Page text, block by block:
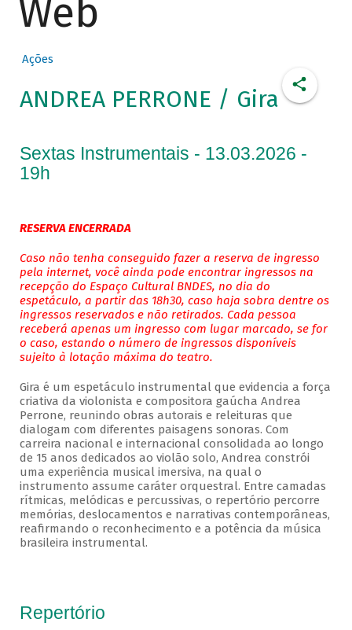
Web
Ações
ANDREA PERRONE / Gira
Sextas Instrumentais - 13.03.2026 -
19h
RESERVA ENCERRADA
Caso não tenha conseguido fazer a reserva de ingresso
pela internet, você ainda pode encontrar ingressos na
recepção do Espaço Cultural BNDES, no dia do
espetáculo, a partir das 18h30, caso haja sobra dentre os
ingressos reservados e não retirados. Cada pessoa
receberá apenas um ingresso com lugar marcado, se for
o caso, estando o número de ingressos disponíveis
sujeito à lotação máxima do teatro.
Gira é um espetáculo instrumental que evidencia a força
criativa da violonista e compositora gaúcha Andrea
Perrone, reunindo obras autorais e releituras que
dialogam com diferentes paisagens sonoras. Com
carreira nacional e internacional consolidada ao longo
de 15 anos dedicados ao violão solo, Andrea constrói
uma experiência musical imersiva, na qual o
instrumento assume caráter orquestral. Entre camadas
rítmicas, melódicas e percussivas, o repertório percorre
memórias, deslocamentos e narrativas contemporâneas,
reafirmando o reconhecimento e a potência da música
brasileira instrumental.
Repertório